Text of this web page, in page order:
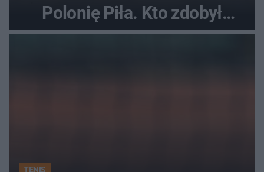
Polonię Piła. Kto zdobył
najwięcej punktów?
TENIS